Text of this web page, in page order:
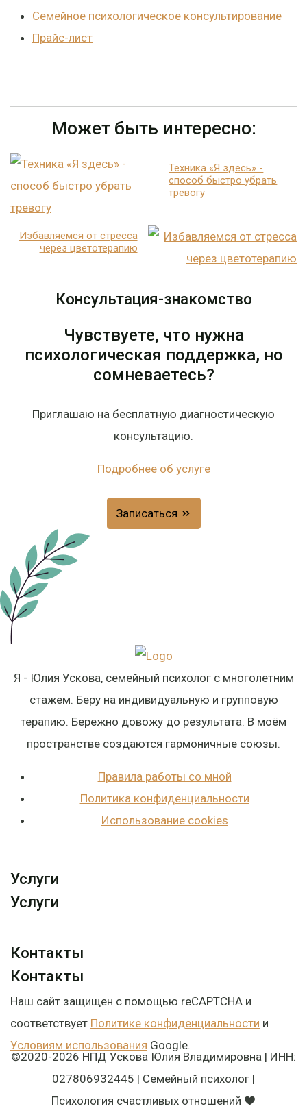
Семейное психологическое консультирование
Прайс-лист
Может быть интересно:
Техника «Я здесь» -
способ быстро убрать
тревогу
Избавляемся от стресса
через цветотерапию
Консультация-знакомство
Чувствуете, что нужна
психологическая поддержка, но
сомневаетесь?
Приглашаю на бесплатную диагностическую
консультацию.
Подробнее об услуге
Записаться
Я - Юлия Ускова, семейный психолог с многолетним
стажем. Беру на индивидуальную и групповую
терапию. Бережно довожу до результата. В моём
пространстве создаются гармоничные союзы.
Правила работы со мной
Политика конфиденциальности
Использование cookies
Услуги
Услуги
Контакты
Контакты
Наш сайт защищен с помощью reCAPTCHA и
соответствует Политике конфиденциальности и
Условиям использования Google.
©2020-2026 НПД Ускова Юлия Владимировна | ИНН:
027806932445 | Семейный психолог |
Психология счастливых отношений